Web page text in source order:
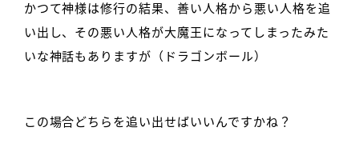
かつて神様は修行の結果、善い人格から悪い人格を追
い出し、その悪い人格が大魔王になってしまったみた
いな神話もありますが（ドラゴンボール）
この場合どちらを追い出せばいいんですかね？